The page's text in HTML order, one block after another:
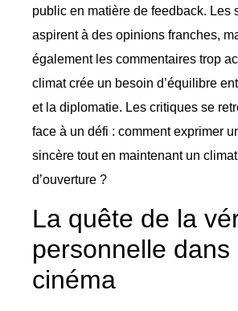
public en matière de feedback. Les
aspirent à des opinions franches,
également les commentaires trop
climat crée un besoin d’équilibre
et la diplomatie. Les critiques se
face à un défi : comment exprimer
sincère tout en maintenant un
d’ouverture ?
La quête de la
personnelle dans
cinéma